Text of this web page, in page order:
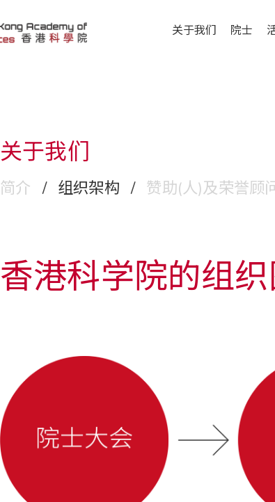
关于我们
院士
关于我们
简介 / 组织架构 / 赞助(人)及荣誉顾
香港科学院的组